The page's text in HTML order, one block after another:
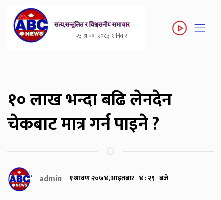
२३ श्रावण २०८३, शनिबार
१० लाख भन्दा बढि लेनदेन
चेकबाट मात्र गर्न पाइने ?
admin १ श्रावण २०७४, आइतबार ४ : २९ बजे